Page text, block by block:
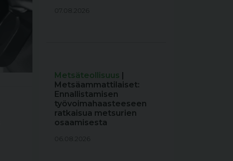
07.08.2026
Metsäteollisuus |
Metsäammattilaiset:
Ennallistamisen
työvoimahaasteeseen
ratkaisua metsurien
osaamisesta
06.08.2026